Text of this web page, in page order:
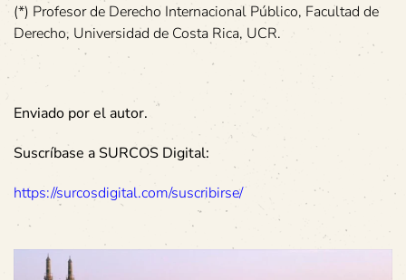
(*) Profesor de Derecho Internacional Público, Facultad de
Derecho, Universidad de Costa Rica, UCR.
Enviado por el autor.
Suscríbase a SURCOS Digital:
https://surcosdigital.com/suscribirse/